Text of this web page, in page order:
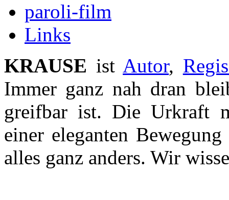
paroli-film
Links
KRAUSE ist Autor,
Immer ganz nah dran
greifbar ist. Die Urkraft
einer eleganten
alles ganz anders. Wir